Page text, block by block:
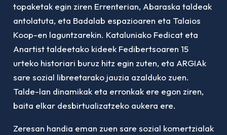
topaketak egin ziren Errenterian, Abaraska taldeak
antolatuta, eta Badalab espazioaren eta Talaios
Koop-en laguntzarekin. Kataluniako Fedicat eta
Anartist taldeetako kideek Fedibertsoaren 15
urteko historiari buruz hitz egin zuten, eta ARGIAk
sare sozial libreetarako jauzia azalduko zuen.
Talde-lan dinamikak eta erronkak ere egon ziren,
baita elkar desbirtualizatzeko aukera ere.
Zeresan handia eman zuen sare sozial komertzialak